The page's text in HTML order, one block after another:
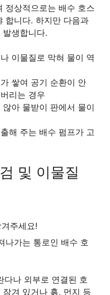
정상적으로는 배수 호스
합니다. 하지만 다음과
발생합니다.
이물질로 막혀 물이 역
쌓여 공기 순환이 안
리는 경우
아 물받이 판에서 물이
해 주는 배수 펌프가 고
및 이물질
겨주세요!
나가는 통로인 배수 호
다나 외부로 연결된 호
겨 있거나 흙, 먼지 등